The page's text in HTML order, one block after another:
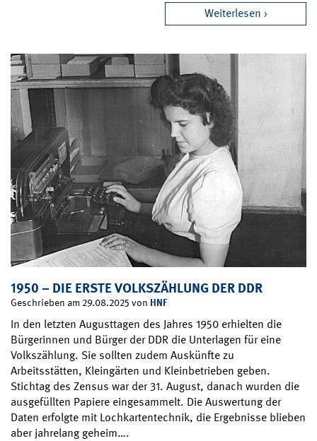
Weiterlesen
1950 – DIE ERSTE VOLKSZÄHLUNG DER DDR
Geschrieben am 29.08.2025 von HNF
In den letzten Augusttagen des Jahres 1950 erhielten die
Bürgerinnen und Bürger der DDR die Unterlagen für eine
Volkszählung. Sie sollten zudem Auskünfte zu
Arbeitsstätten, Kleingärten und Kleinbetrieben geben.
Stichtag des Zensus war der 31. August, danach wurden die
ausgefüllten Papiere eingesammelt. Die Auswertung der
Daten erfolgte mit Lochkartentechnik, die Ergebnisse blieben
aber jahrelang geheim….